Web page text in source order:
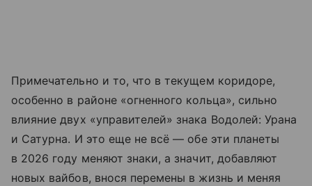
Примечательно и то, что в текущем коридоре,
особенно в районе «огненного кольца», сильно
влияние двух «управителей» знака Водолей: Урана
и Сатурна. И это еще не всё — обе эти планеты
в 2026 году меняют знаки, а значит, добавляют
новых вайбов, внося перемены в жизнь и меняя